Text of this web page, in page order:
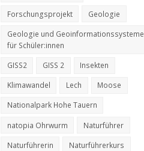
Forschungsprojekt
Geologie
Geologie und Geoinformationssysteme
für Schüler:innen
GISS2
GISS 2
Insekten
Klimawandel
Lech
Moose
Nationalpark Hohe Tauern
natopia Ohrwurm
Naturführer
Naturführerin
Naturführerkurs